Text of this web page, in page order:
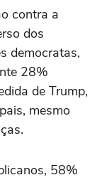
contra a
dos
democratas,
28%
de Trump,
mesmo
58%